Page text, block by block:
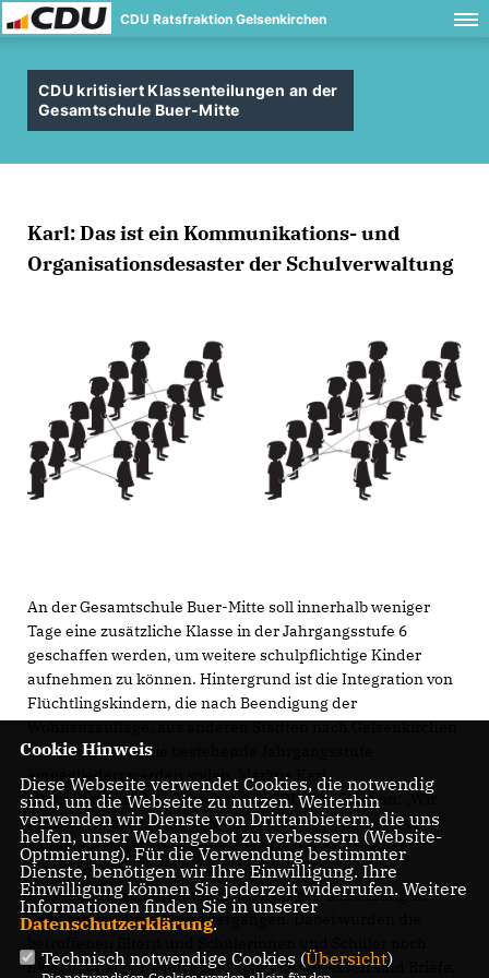
CDU Ratsfraktion Gelsenkirchen
CDU kritisiert Klassenteilungen an der
Gesamtschule Buer-Mitte
Karl: Das ist ein Kommunikations- und
Organisationsdesaster der Schulverwaltung
An der Gesamtschule Buer-Mitte soll innerhalb weniger
Tage eine zusätzliche Klasse in der Jahrgangsstufe 6
geschaffen werden, um weitere schulpflichtige Kinder
aufnehmen zu können. Hintergrund ist die Integration von
Flüchtlingskindern, die nach Beendigung der
Wohnsitzauflage, aus anderen Städten nach Gelsenkirchen
kommen und in die bestehende Jahrgangsstufe
eingegliedert werden sollen. Markus Karl,
bildungspolitischer Sprecher der CDU-Ratsfraktion: „Wir
kritisieren, dass diese äußerst schwierige Thematik von
Seiten der Schulverwaltung mit so wenig Sensibilität
behandelt wird. Von der Erstinformation der
Klassenpflegschaftsvorsitzenden bis zur Umsetzung ist
nicht einmal eine Woche vergangen. Dabei wurden die
nicht einmal persönlich informiert. Stattdessen sind Briefe,
Cookie Hinweis
Diese Webseite verwendet Cookies, die notwendig
sind, um die Webseite zu nutzen. Weiterhin
verwenden wir Dienste von Drittanbietern, die uns
helfen, unser Webangebot zu verbessern (Website-
Optmierung). Für die Verwendung bestimmter
Dienste, benötigen wir Ihre Einwilligung. Ihre
Einwilligung können Sie jederzeit widerrufen. Weitere
Informationen finden Sie in unserer
Datenschutzerklärung.
Technisch notwendige Cookies (Übersicht)